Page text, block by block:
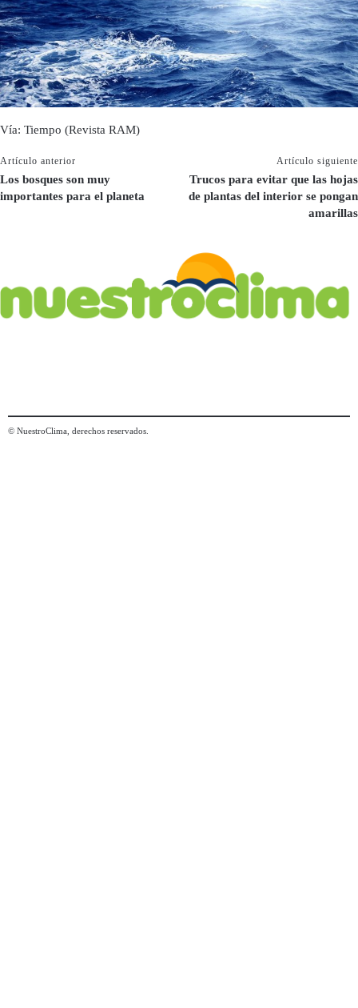
Vía: Tiempo (Revista RAM)
Artículo anterior
Los bosques son muy
importantes para el planeta
Artículo siguiente
Trucos para evitar que las hojas
de plantas del interior se pongan
amarillas
© NuestroClima, derechos reservados.